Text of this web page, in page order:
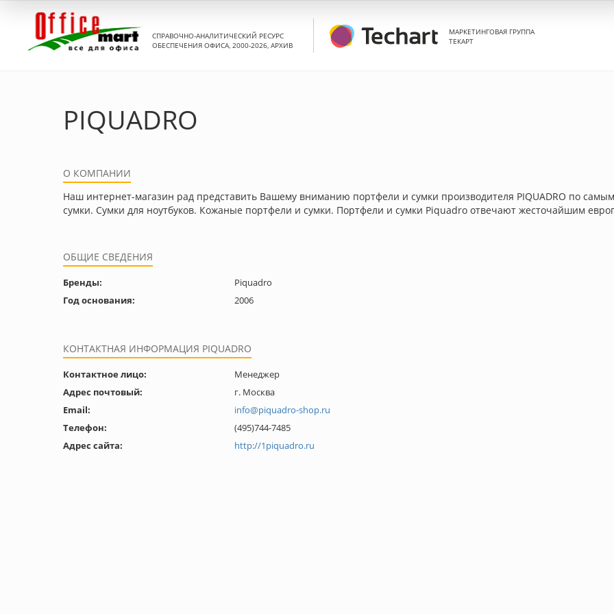
СПРАВОЧНО-АНАЛИТИЧЕСКИЙ РЕСУРС
ОБЕСПЕЧЕНИЯ ОФИСА, 2000-2026, АРХИВ
МАРКЕТИНГОВАЯ ГРУППА
ТЕКАРТ
PIQUADRO
О КОМПАНИИ
Наш интернет-магазин рад представить Вашему вниманию портфели и сумки производителя PIQUADRO по
сумки. Сумки для ноутбуков. Кожаные портфели и сумки. Портфели и сумки Piquadro отвечают жесточайшим
ОБЩИЕ СВЕДЕНИЯ
Бренды:
Piquadro
Год основания:
2006
КОНТАКТНАЯ ИНФОРМАЦИЯ PIQUADRO
Контактное лицо:
Менеджер
Адрес почтовый:
г. Москва
Email:
info@piquadro-shop.ru
Телефон:
(495)744-7485
Адрес сайта:
http://1piquadro.ru